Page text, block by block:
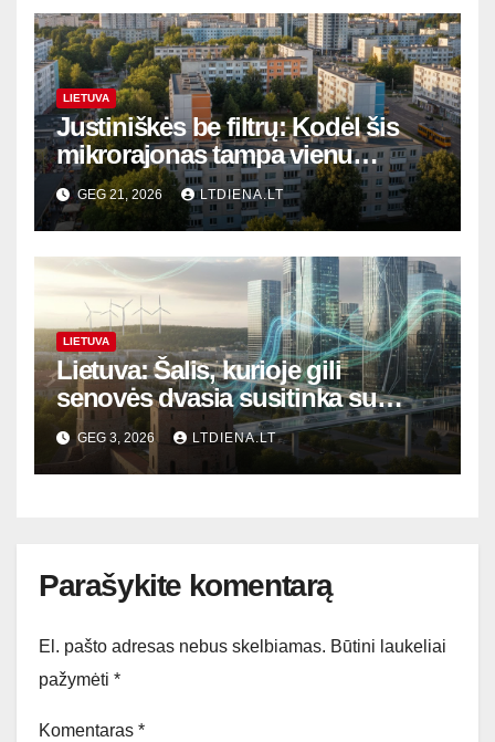
LIETUVA
Justiniškės be filtrų: Kodėl šis
mikrorajonas tampa vienu
geidžiamiausių Vilniuje?
GEG 21, 2026 LTDIENA.LT
LIETUVA
Lietuva: Šalis, kurioje gili
senovės dvasia susitinka su
rytojaus inovacijomis
GEG 3, 2026 LTDIENA.LT
Parašykite komentarą
El. pašto adresas nebus skelbiamas. Būtini laukeliai
pažymėti *
Komentaras *